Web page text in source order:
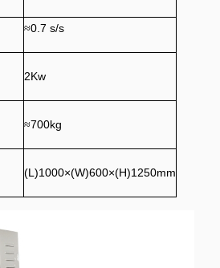
≈0.7 s/s
2Kw
≈700kg
(L)1000×(W)600×(H)1250mm